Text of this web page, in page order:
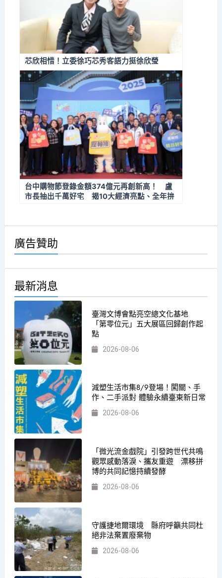
芯欣相惜！立委徐巧芯秀客語力挺徐欣瑩
台中購物節登錄金額374億元再創新高！ 盧
市長抽出千萬好宅 揭10大經濟亮點、全年拚
廣告贊助
最新消息
臺灣文博會點亮空總文化基地
「第零位元」五大展區回歸創作起
點
2026-08-06
減塑生活市集8/9登場！闖關、手
作、二手派對 體驗永續臺東新日常
2026-08-06
「微光流金戲院」引發跨世代共鳴
觀眾感動落淚、攜友重遊 漂移拼
博的共同記憶持續發酵
2026-08-06
守護捷地爾環境 縣府呼籲共同杜
絕非法棄置廢棄物
2026-08-06